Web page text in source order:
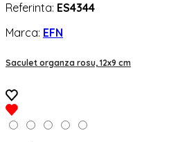
Referinta: ES4344
Marca: EFN
Saculet organza rosu, 12x9 cm